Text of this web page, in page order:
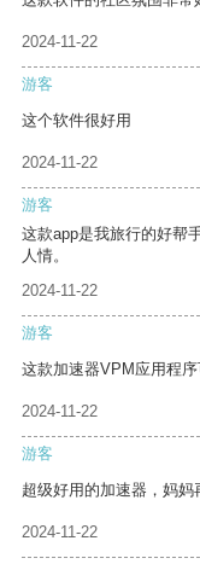
2024-11-22
游客
这个软件很好用
2024-11-22
游客
这款app是我旅行的好帮
人情。
2024-11-22
游客
这款加速器VPM应用程
2024-11-22
游客
超级好用的加速器，妈妈
2024-11-22